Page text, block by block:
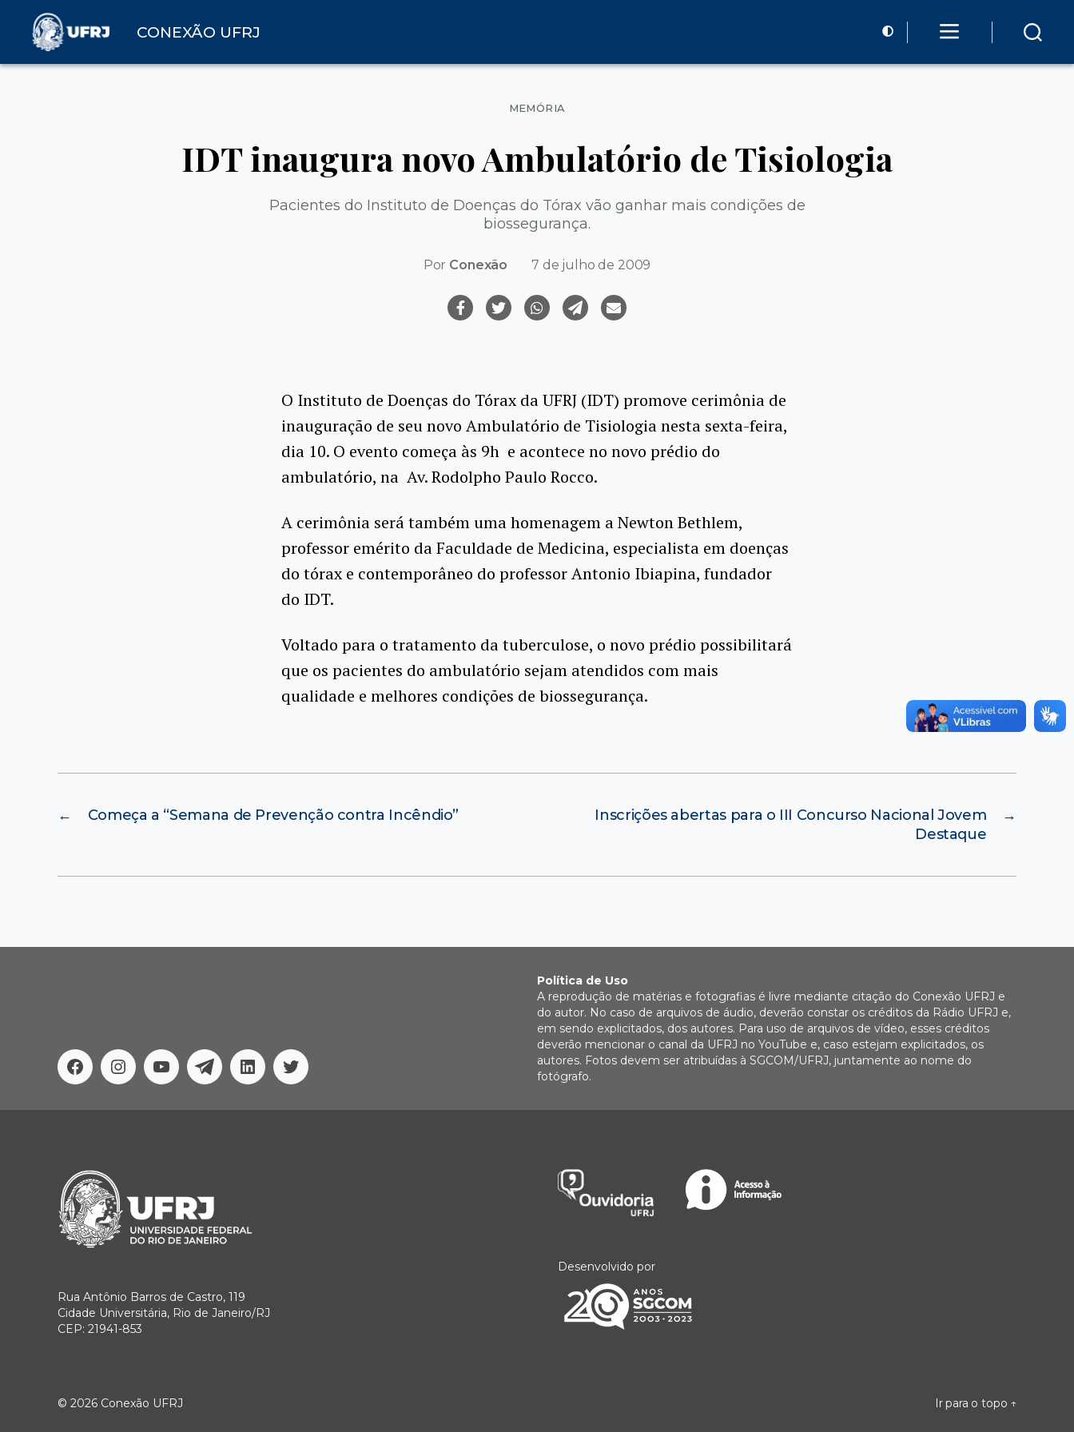
CONEXÃO UFRJ
Categorias
MEMÓRIA
IDT inaugura novo Ambulatório de Tisiologia
Pacientes do Instituto de Doenças do Tórax vão ganhar mais condições de
biossegurança.
Por Conexão 7 de julho de 2009
O Instituto de Doenças do Tórax da UFRJ (IDT) promove cerimônia de
inauguração de seu novo Ambulatório de Tisiologia nesta sexta-feira,
dia 10. O evento começa às 9h e acontece no novo prédio do
ambulatório, na Av. Rodolpho Paulo Rocco.
A cerimônia será também uma homenagem a Newton Bethlem,
professor emérito da Faculdade de Medicina, especialista em doenças
do tórax e contemporâneo do professor Antonio Ibiapina, fundador
do IDT.
Voltado para o tratamento da tuberculose, o novo prédio possibilitará
que os pacientes do ambulatório sejam atendidos com mais
qualidade e melhores condições de biossegurança.
← Começa a “Semana de Prevenção contra Incêndio” →
Inscrições abertas para o III Concurso Nacional Jovem
Destaque
FacebookInstagram
YoutubeTelegramLinkedinTwitter
Política de Uso
A reprodução de matérias e fotografias é livre mediante citação do Conexão UFRJ e
do autor. No caso de arquivos de áudio, deverão constar os créditos da Rádio UFRJ e,
em sendo explicitados, dos autores. Para uso de arquivos de vídeo, esses créditos
deverão mencionar o canal da UFRJ no YouTube e, caso estejam explicitados, os
autores. Fotos devem ser atribuídas à SGCOM/UFRJ, juntamente ao nome do
fotógrafo.
Rua Antônio Barros de Castro, 119
Cidade Universitária, Rio de Janeiro/RJ
CEP: 21941-853
Desenvolvido por
© 2026 Conexão UFRJ Ir para o topo ↑